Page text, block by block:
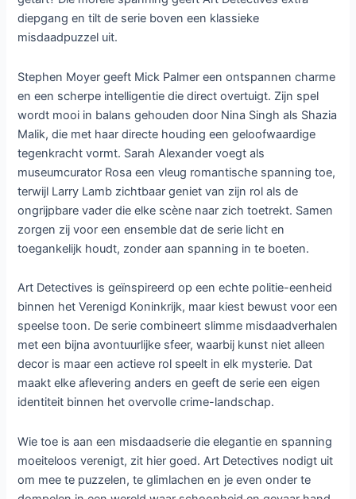
diepgang en tilt de serie boven een klassieke
misdaadpuzzel uit.
Stephen Moyer geeft Mick Palmer een ontspannen charme
en een scherpe intelligentie die direct overtuigt. Zijn spel
wordt mooi in balans gehouden door Nina Singh als Shazia
Malik, die met haar directe houding een geloofwaardige
tegenkracht vormt. Sarah Alexander voegt als
museumcurator Rosa een vleug romantische spanning toe,
terwijl Larry Lamb zichtbaar geniet van zijn rol als de
ongrijpbare vader die elke scène naar zich toetrekt. Samen
zorgen zij voor een ensemble dat de serie licht en
toegankelijk houdt, zonder aan spanning in te boeten.
Art Detectives is geïnspireerd op een echte politie-eenheid
binnen het Verenigd Koninkrijk, maar kiest bewust voor een
speelse toon. De serie combineert slimme misdaadverhalen
met een bijna avontuurlijke sfeer, waarbij kunst niet alleen
decor is maar een actieve rol speelt in elk mysterie. Dat
maakt elke aflevering anders en geeft de serie een eigen
identiteit binnen het overvolle crime-landschap.
Wie toe is aan een misdaadserie die elegantie en spanning
moeiteloos verenigt, zit hier goed. Art Detectives nodigt uit
om mee te puzzelen, te glimlachen en je even onder te